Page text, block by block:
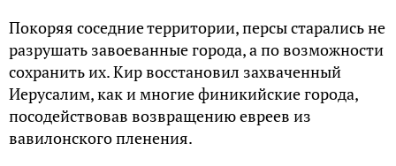
Покоряя соседние территории, персы старались не
разрушать завоеванные города, а по возможности
сохранить их. Кир восстановил захваченный
Иерусалим, как и многие финикийские города,
посодействовав возвращению евреев из
вавилонского пленения.